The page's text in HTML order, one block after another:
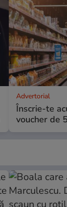
Advertorial
Înscrie-te
voucher de